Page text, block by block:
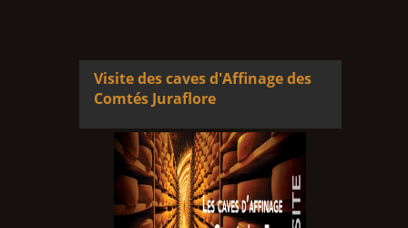
Visite des caves d'Affinage des
Comtés Juraflore